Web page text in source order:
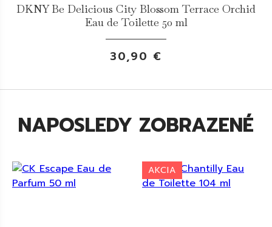
DKNY Be Delicious City Blossom Terrace Orchid
Eau de Toilette 50 ml
30,90 €
NAPOSLEDY ZOBRAZENÉ
AKCIA